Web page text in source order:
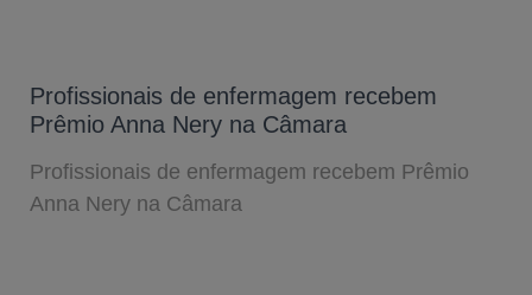
Profissionais de enfermagem recebem
Prêmio Anna Nery na Câmara
Profissionais de enfermagem recebem Prêmio
Anna Nery na Câmara